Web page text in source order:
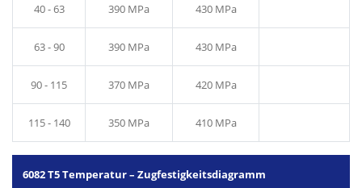
40 - 63 390 MPa 430 MPa
63 - 90 390 MPa 430 MPa
90 - 115 370 MPa 420 MPa
115 - 140 350 MPa 410 MPa
6082 T5 Temperatur – Zugfestigkeitsdiagramm